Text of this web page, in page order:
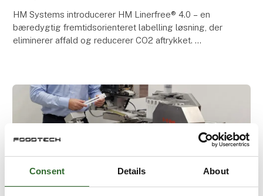
Consent Details About
HM Systems introducerer HM Linerfree® 4.0 – en
bæredygtig fremtidsorienteret labelling løsning, der
eliminerer affald og reducerer CO2 aftrykket.